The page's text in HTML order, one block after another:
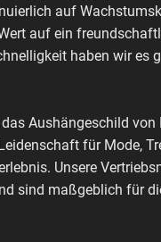
auf
auf ein
haben wir es
Aushängeschild
für Mode,
Unsere
sind maßgeblich für